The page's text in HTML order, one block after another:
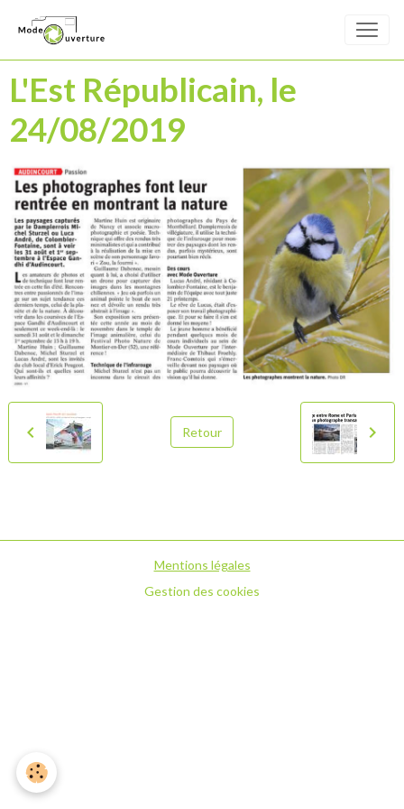
L'Est Républicain, le
24/08/2019
Retour
Mentions légales
Gestion des cookies